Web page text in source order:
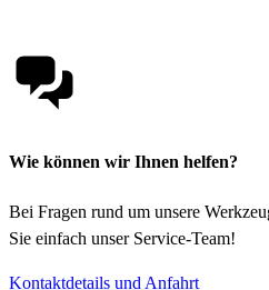
Wie können wir Ihnen helfen?
Bei Fragen rund um unsere
Sie einfach unser Service-Team!
Kontaktdetails und Anfahrt